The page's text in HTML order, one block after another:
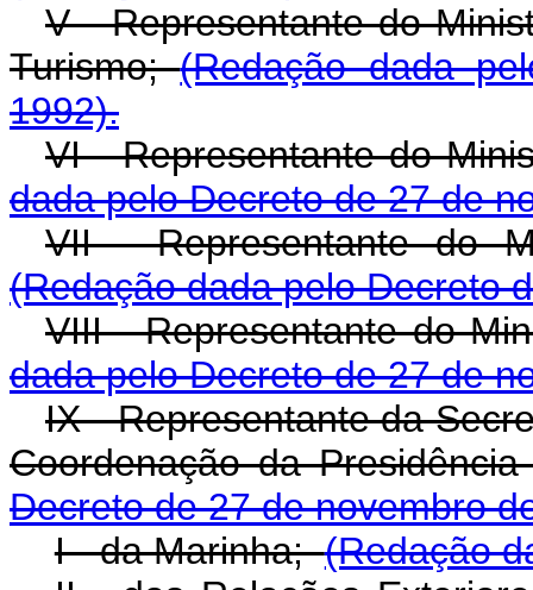
V - Representante do
Turismo;(Redação dada
1992).
VI - Representante do
dada pelo Decreto de 27 de
VII - Representante do
(Redação dada pelo Decreto
VIII - Representante do
dada pelo Decreto de 27 de
IX - Representante da
Coordenação da
Decreto de 27 de novembro
I - da Marinha;(Redação